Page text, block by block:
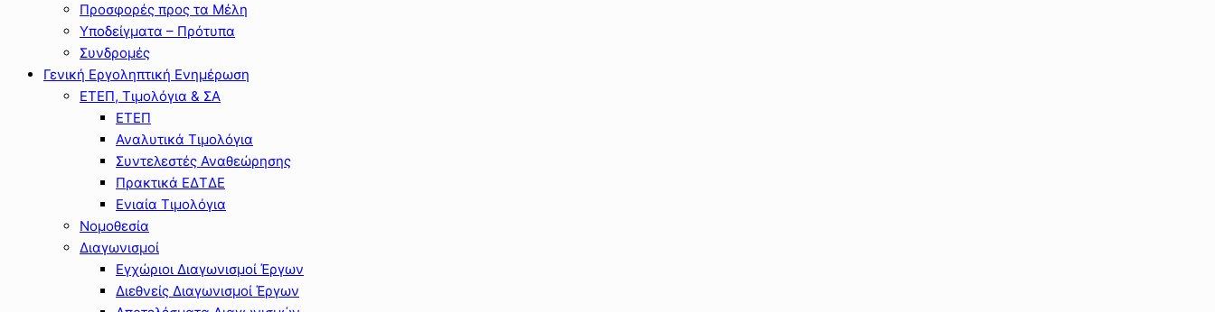
Προσφορές προς τα Μέλη
Υποδείγματα – Πρότυπα
Συνδρομές
Γενική Εργοληπτική Ενημέρωση
ΕΤΕΠ, Τιμολόγια & ΣΑ
ΕΤΕΠ
Αναλυτικά Τιμολόγια
Συντελεστές Αναθεώρησης
Πρακτικά ΕΔΤΔΕ
Ενιαία Τιμολόγια
Νομοθεσία
Διαγωνισμοί
Εγχώριοι Διαγωνισμοί Έργων
Διεθνείς Διαγωνισμοί Έργων